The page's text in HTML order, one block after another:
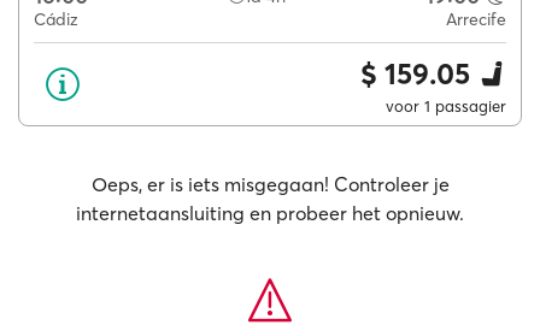
Cádiz Arrecife
$ 159.05
voor 1 passagier
Oeps, er is iets misgegaan! Controleer je
internetaansluiting en probeer het opnieuw.